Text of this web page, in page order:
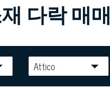
다락 매매
Attico